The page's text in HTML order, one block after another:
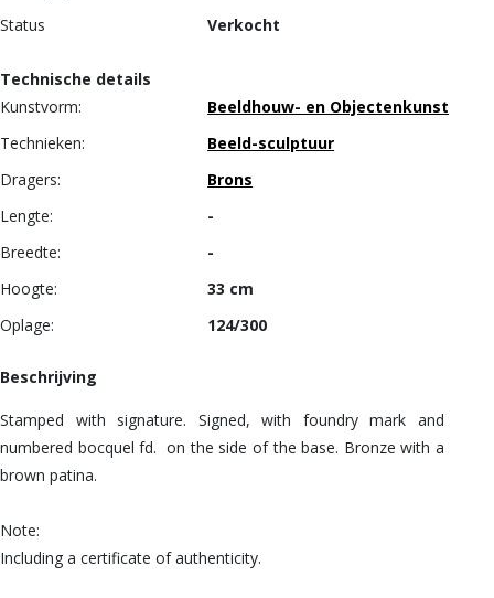
Status
Verkocht
Technische details
Kunstvorm:
Beeldhouw- en Objectenkunst
Technieken:
Beeld-sculptuur
Dragers:
Brons
Lengte:
-
Breedte:
-
Hoogte:
33 cm
Oplage:
124/300
Beschrijving
Stamped with signature. Signed, with foundry mark and
numbered bocquel fd. on the side of the base. Bronze with a
brown patina.
Note:
Including a certificate of authenticity.